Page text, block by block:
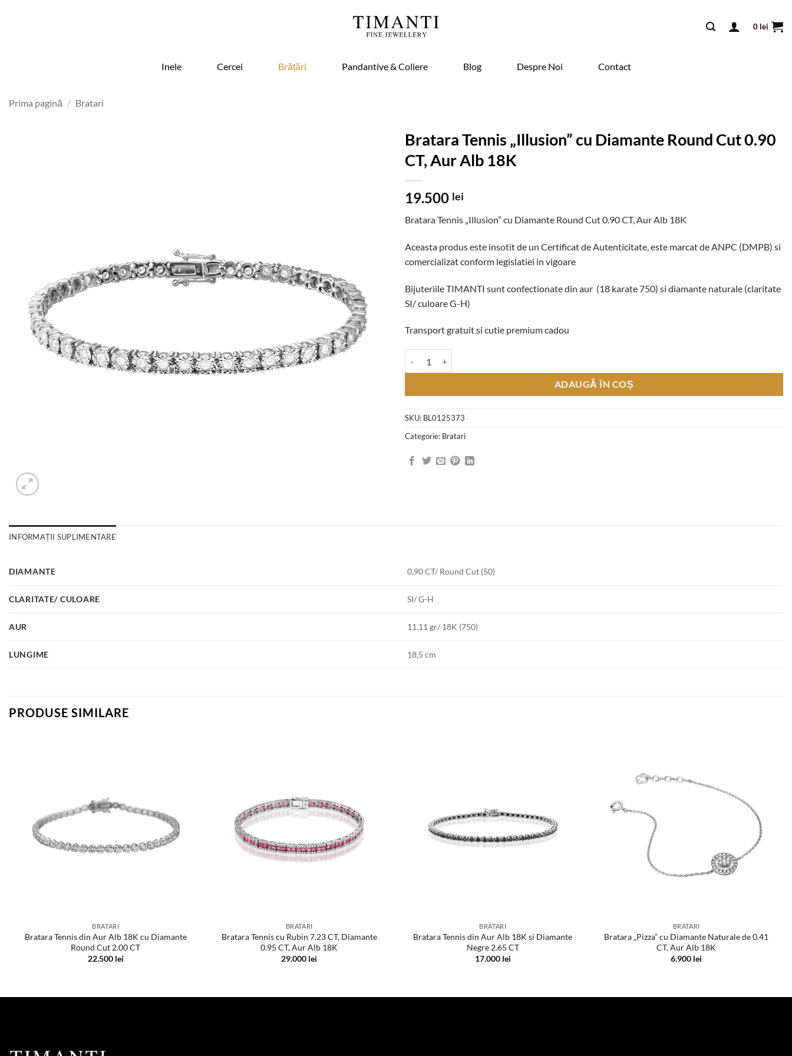
0 lei
Inele Cercei Brățări Pandantive & Coliere Blog Despre Noi Contact
Prima pagină / Bratari
Bratara Tennis „Illusion” cu Diamante Round Cut 0.90
CT, Aur Alb 18K
19.500 lei
Bratara Tennis „Illusion” cu Diamante Round Cut 0.90 CT, Aur Alb 18K
Aceasta produs este insotit de un Certificat de Autenticitate, este marcat de ANPC (DMPB) si
comercializat conform legislatiei in vigoare
Bijuteriile TIMANTI sunt confectionate din aur (18 karate 750) si diamante naturale (claritate
SI/ culoare G-H)
Transport gratuit si cutie premium cadou
ADAUGĂ ÎN COȘ
SKU: BL0125373
Categorie: Bratari
INFORMAȚII SUPLIMENTARE
DIAMANTE 0.90 CT/ Round Cut (50)
CLARITATE/ CULOARE SI/ G-H
AUR 11.11 gr/ 18K (750)
LUNGIME 18,5 cm
PRODUSE SIMILARE
BRATARI
Bratara Tennis din Aur Alb 18K cu Diamante
Round Cut 2.00 CT
22.500 lei
BRATARI
Bratara Tennis cu Rubin 7.23 CT, Diamante
0.95 CT, Aur Alb 18K
29.000 lei
BRATARI
Bratara Tennis din Aur Alb 18K si Diamante
Negre 2.65 CT
17.000 lei
BRATARI
Bratara „Pizza” cu Diamante Naturale de 0.41
CT, Aur Alb 18K
6.900 lei